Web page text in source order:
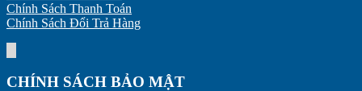
Chính Sách Thanh Toán
Chính Sách Đổi Trả Hàng
CHÍNH SÁCH BẢO MẬT